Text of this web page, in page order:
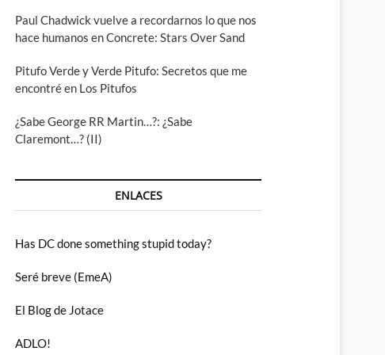
Paul Chadwick vuelve a recordarnos lo que nos
hace humanos en Concrete: Stars Over Sand
Pitufo Verde y Verde Pitufo: Secretos que me
encontré en Los Pitufos
¿Sabe George RR Martin…?: ¿Sabe
Claremont…? (II)
ENLACES
Has DC done something stupid today?
Seré breve (EmeA)
El Blog de Jotace
ADLO!